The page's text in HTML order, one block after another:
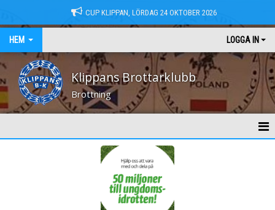
CUP KLIPPAN, LÖRDAG 24 OKTOBER 2026
HEM LOGGA IN
Klippans Brottarklubb
Brottning